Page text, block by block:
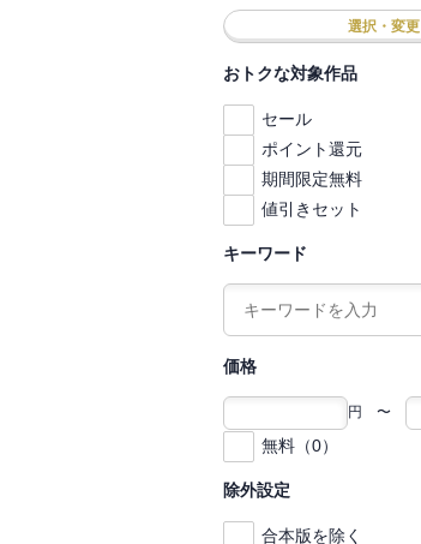
選択・変更
おトクな対象作品
セール
ポイント還元
期間限定無料
値引きセット
キーワード
価格
円 〜
無料（0）
除外設定
合本版を除く